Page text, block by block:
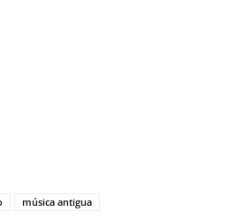
música antigua